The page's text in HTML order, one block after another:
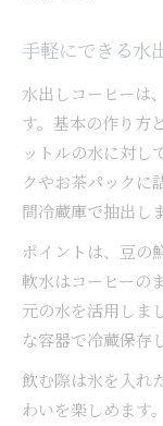
手軽にできる水
水出しコーヒーは
す。基本の作り方
ットルの水に対し
クやお茶パックに
間冷蔵庫で抽出し
ポイントは、豆の
軟水はコーヒーの
元の水を活用しま
な容器で冷蔵保存
飲む際は氷を入れ
わいを楽しめます